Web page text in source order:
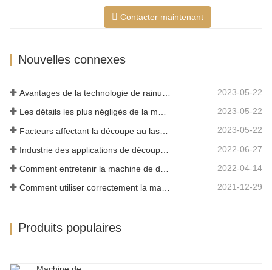
du traitement au laser. Le faisceau
invisible remplace le couteau mécanique
d'une vitesse de coupe rapide, non
Contacter maintenant
Nouvelles connexes
2023-05-22
Les détails les plus négligés de la machine de découpe laser à fibre 2023-05-22
2023-05-22
2022-06-27
2022-04-14
Comment utiliser correctement la machine de découpe laser? 2021-12-29
Produits populaires